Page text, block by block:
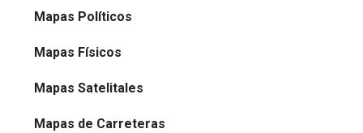
Mapas Políticos
Mapas Físicos
Mapas Satelitales
Mapas de Carreteras